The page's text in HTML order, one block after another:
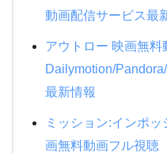
動画配信サービス最
アウトロー 映画無料
Dailymotion/
最新情報
ミッション:インポ
画無料動画フル視聴